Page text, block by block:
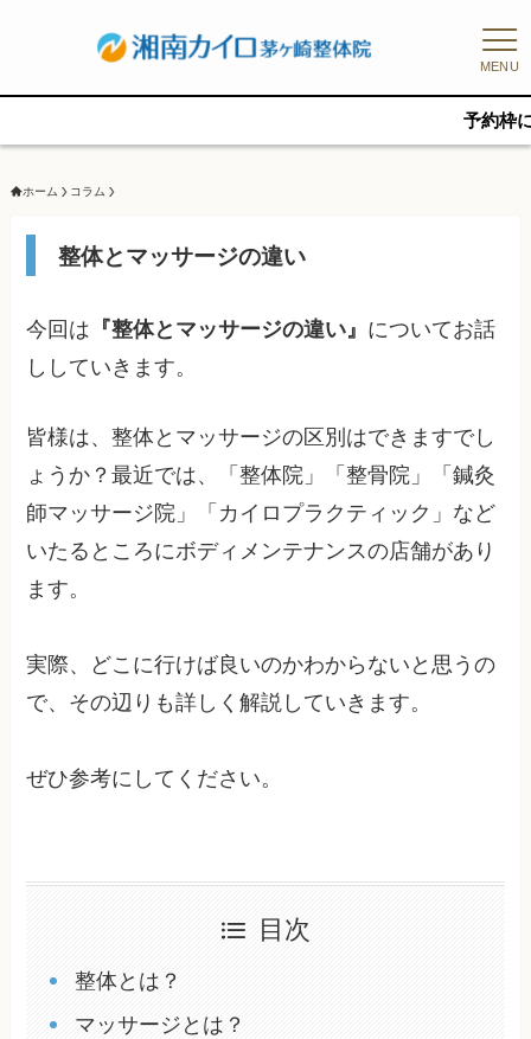
MENU
予約枠に限りが
ホーム コラム
整体とマッサージの違い
今回は 『整体とマッサージの違い』 についてお話
ししていきます。
皆様は、整体とマッサージの区別はできますでし
ょうか？最近では、「整体院」「整骨院」「鍼灸
師マッサージ院」「カイロプラクティック」など
いたるところにボディメンテナンスの店舗があり
ます。
実際、どこに行けば良いのかわからないと思うの
で、その辺りも詳しく解説していきます。
ぜひ参考にしてください。
目次
整体とは？
マッサージとは？